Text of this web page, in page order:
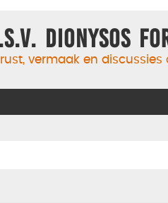
Dionysos
vermaak en